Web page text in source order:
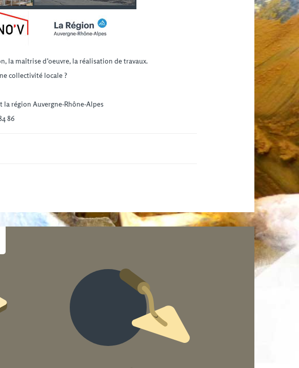
la maîtrise d’oeuvre, la réalisation de travaux.
collectivité locale ?
la région Auvergne-Rhône-Alpes
86